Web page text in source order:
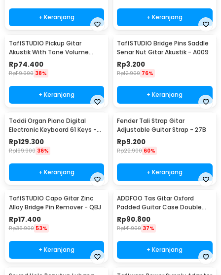
+ Keranjang + Keranjang
TaffSTUDIO Pickup Gitar
Akustik With Tone Volume
Control - P-011
Rp74.400
Rp119.900 38%
+ Keranjang
TaffSTUDIO Bridge Pins Saddle
Senar Nut Gitar Akustik - A009
Rp3.200
Rp12.900 76%
+ Keranjang
Toddi Organ Piano Digital
Electronic Keyboard 61 Keys -
MQ-6106
Rp129.300
Rp199.900 36%
+ Keranjang
Fender Tali Strap Gitar
Adjustable Guitar Strap - 27B
Rp9.200
Rp22.900 60%
+ Keranjang
TaffSTUDIO Capo Gitar Zinc
Alloy Bridge Pin Remover - QBJ
Rp17.400
Rp36.900 53%
+ Keranjang
ADDFOO Tas Gitar Oxford
Padded Guitar Case Double
Strap Waterproof - ZH06501
Rp90.800
Rp141.900 37%
+ Keranjang